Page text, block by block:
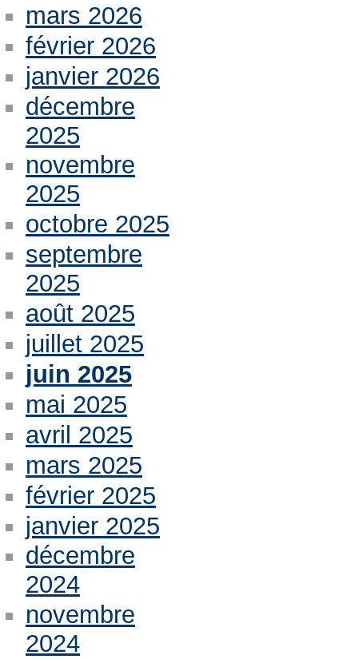
mars 2026
février 2026
janvier 2026
décembre
2025
novembre
2025
octobre 2025
septembre
2025
août 2025
juillet 2025
juin 2025
mai 2025
avril 2025
mars 2025
février 2025
janvier 2025
décembre
2024
novembre
2024